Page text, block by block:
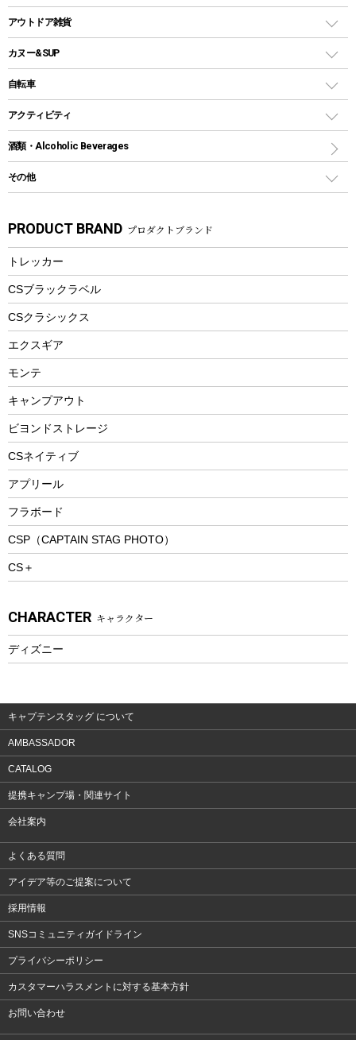
パラソル
テントアクセサリー
ペグ
グランドシート
ガイドロープ
ツール
鉄板、アミ
焚き火台&ストーブ
火起こし
バーベキューツール
クッカーセット
シェラカップ
クッキングツール
ナイフ
カトラリー
マグカップ、カップ
ステンレスボトル
フードボトル
トレー
ランチョンマット
ランチボックス
コップ付きタイプ
ワンタッチタイプ
プラスチックボトル
ディズニーボトル
クーラーバッグ
ウォータージャグ
保冷剤
アウトドアキャリー
アウトドア雑貨
バックパック&バッグ
リュック、バックパック
トートバッグ、サコッシュ
ショッピングキャリー
その他アウトドア雑貨
スプレー関係
ツール、他
カヌー&SUP
インフレータブル
カヤック
パドル
ヘルメット
エアーポンプ
アクセサリー
自転車
折りたたみ自転車
スポーツサイクル
シティサイクル
自転車ウェア
アクティビティ
マリン
ラッシュガード
パラソル
フローティングベスト
ヘルメット
エアーポンプ
ビーチテント
ウィンター
スノーシュー
防寒ウェア
トレッキング
トレッキングアクセサリー
プレイグッズ
ウェルネス
ウェア、タオル
ウェア
酒類・Alcoholic Beverages
その他
湯たんぽ
防災用品
PRODUCT BRAND プロダクトブランド
トレッカー
CSブラックラベル
CSクラシックス
エクスギア
モンテ
キャンプアウト
ビヨンドストレージ
CSネイティブ
アプリール
フラボード
CSP（CAPTAIN STAG PHOTO）
CS＋
CHARACTER キャラクター
ディズニー
キャプテンスタッグ について
AMBASSADOR
CATALOG
提携キャンプ場・関連サイト
会社案内
よくある質問
アイデア等のご提案について
採用情報
SNSコミュニティガイドライン
プライバシーポリシー
カスタマーハラスメントに対する基本方針
お問い合わせ